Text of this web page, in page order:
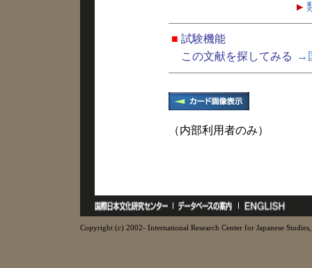
■ 試験機能
この文献を探してみる
→
（内部利用者のみ）
Copyright (c) 2002- International Research Center for Japanese